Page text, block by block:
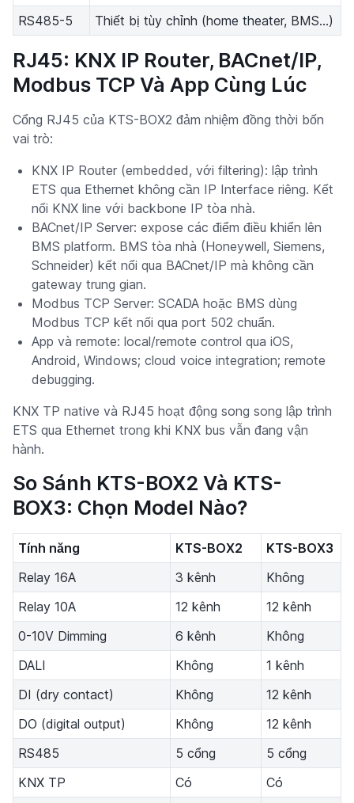
RS485-5 Thiết bị tùy chỉnh (home theater, BMS...)
RJ45: KNX IP Router, BACnet/IP,
Modbus TCP Và App Cùng Lúc
Cổng RJ45 của KTS-BOX2 đảm nhiệm đồng thời bốn
vai trò:
KNX IP Router (embedded, với filtering): lập trình
ETS qua Ethernet không cần IP Interface riêng. Kết
nối KNX line với backbone IP tòa nhà.
BACnet/IP Server: expose các điểm điều khiển lên
BMS platform. BMS tòa nhà (Honeywell, Siemens,
Schneider) kết nối qua BACnet/IP mà không cần
gateway trung gian.
Modbus TCP Server: SCADA hoặc BMS dùng
Modbus TCP kết nối qua port 502 chuẩn.
App và remote: local/remote control qua iOS,
Android, Windows; cloud voice integration; remote
debugging.
KNX TP native và RJ45 hoạt động song song lập trình
ETS qua Ethernet trong khi KNX bus vẫn đang vận
hành.
So Sánh KTS-BOX2 Và KTS-
BOX3: Chọn Model Nào?
Tính năng KTS-BOX2
KTS-BOX3
Relay 16A
3 kênh
Không
Relay 10A
12 kênh
12 kênh
0-10V Dimming
6 kênh
Không
DALI
Không
1 kênh
DI (dry contact)
Không
12 kênh
DO (digital output)
Không
12 kênh
RS485
5 cổng
5 cổng
KNX TP
Có
Có